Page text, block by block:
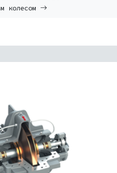
колесом